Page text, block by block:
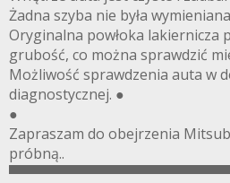
Żadna szyba nie była
Oryginalna powłoka lakiernicza
grubość, co można sprawdzić
Możliwość sprawdzenia auta w
diagnostycznej. ●
●
Zapraszam do obejrzenia
próbną..